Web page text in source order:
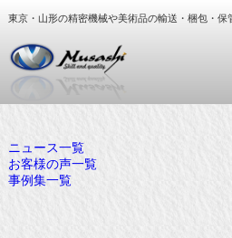
東京・山形の精密機械や美術品の輸送・梱包・保
大型精密機械・
ニュース一覧
お客様の声一覧
事例集一覧